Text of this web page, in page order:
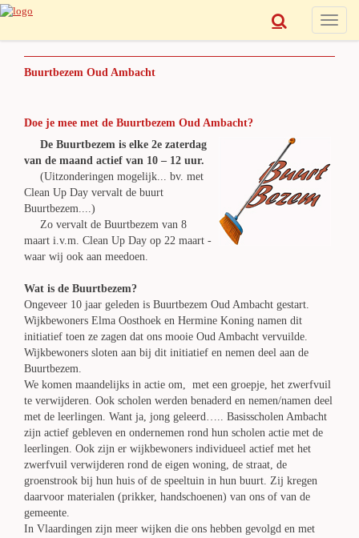
Toggle
Buurtbezem Oud Ambacht
Doe je mee met de Buurtbezem Oud Ambacht?
De Buurtbezem is elke 2e zaterdag
van de maand actief van 10 – 12 uur.
(Uitzonderingen mogelijk... bv. met
Clean Up Day vervalt de buurt
Buurtbezem....)
Zo vervalt de Buurtbezem van 8
maart i.v.m. Clean Up Day op 22 maart -
waar wij ook aan meedoen.
Wat is de Buurtbezem?
Ongeveer 10 jaar geleden is Buurtbezem Oud Ambacht gestart.
Wijkbewoners Elma Oosthoek en Hermine Koning namen dit
initiatief toen ze zagen dat ons mooie Oud Ambacht vervuilde.
Wijkbewoners sloten aan bij dit initiatief en nemen deel aan de
Buurtbezem.
We komen maandelijks in actie om, met een groepje, het zwerfvuil
te verwijderen. Ook scholen werden benaderd en nemen/namen deel
met de leerlingen. Want ja, jong geleerd….. Basisscholen Ambacht
zijn actief gebleven en ondernemen rond hun scholen actie met de
leerlingen. Ook zijn er wijkbewoners individueel actief met het
zwerfvuil verwijderen rond de eigen woning, de straat, de
groenstrook bij hun huis of de speeltuin in hun buurt. Zij kregen
daarvoor materialen (prikker, handschoenen) van ons of van de
gemeente.
In Vlaardingen zijn meer wijken die ons hebben gevolgd en met